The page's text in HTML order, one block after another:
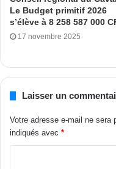
voudrais les remercier.
vous de diffuser ce
se termine bien, et que
Le Budget primitif 2026
s’élève à 8 258 587 000
17 novembre 2025
Laisser un
Votre adresse e-mail ne sera
indiqués avec *